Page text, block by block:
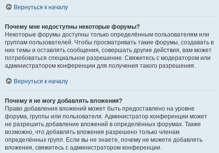
Вернуться к началу
Почему мне недоступны некоторые форумы?
Некоторые форумы доступны только определённым пользователям или
группам пользователей. Чтобы просматривать такие форумы, создавать в
них темы и оставлять сообщения, совершать другие действия, вам может
потребоваться специальное разрешение. Свяжитесь с модератором или
администратором конференции для получения такого разрешения.
Вернуться к началу
Почему я не могу добавлять вложения?
Право добавления вложений может быть предоставлено на уровне
форума, группы или пользователя. Администратор конференции может
не разрешить добавление вложений в определённых форумах. Также
возможно, что добавлять вложения разрешено только членам
определённых групп. Если вы не знаете, почему не можете добавлять
вложения, свяжитесь с администратором конференции.